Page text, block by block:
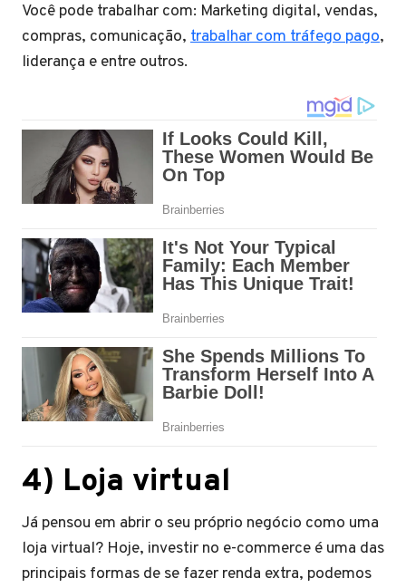
Você pode trabalhar com: Marketing digital, vendas,
compras, comunicação, trabalhar com tráfego pago,
liderança e entre outros.
4) Loja virtual
Já pensou em abrir o seu próprio negócio como uma
loja virtual? Hoje, investir no e-commerce é uma das
principais formas de se fazer renda extra, podemos